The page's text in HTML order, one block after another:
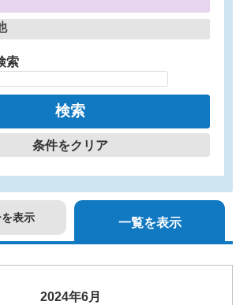
索
条件をクリア
表示 一覧を表示
2024年6月